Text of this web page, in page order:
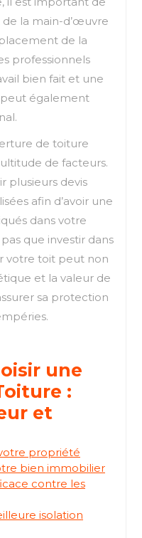
la main-d’œuvre
de la
professionnels
bien fait et une
peut également
de toiture
de facteurs.
plusieurs devis
afin d’avoir une
dans votre
que investir dans
votre toit peut non
et la valeur de
sa protection
une
:
et
propriété
bien immobilier
contre les
isolation